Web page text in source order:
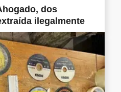
dos
ilegalmente